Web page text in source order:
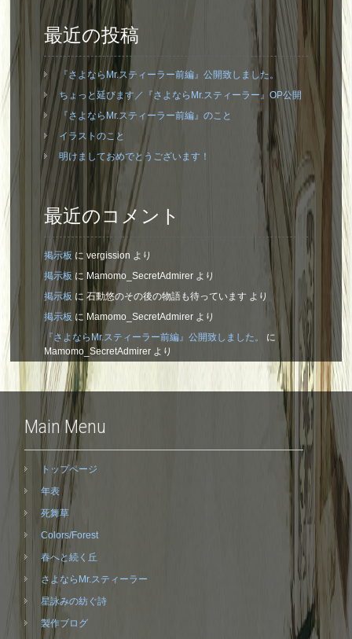
最近の投稿
『さよならMr.スティーラー前編』公開致しました。
ちょっと延びます／『さよならMr.スティーラー』OP公開
『さよならMr.スティーラー前編』のこと
イラストのこと
明けましておめでとうございます！
最近のコメント
掲示板 に vergission より
掲示板 に Mamomo_SecretAdmirerより
掲示板に 石動悠のその後の物語も待っています より
掲示板 に Mamomo_SecretAdmirerより
『さよならMr.スティーラー前編』公開致しました。
に
Mamomo_SecretAdmirerより
Main Menu
トップページ
年表
死舞草
Colors/Forest
春へと続く丘
さよならMr.スティーラー
星詠みの紡ぐ詩
製作ブログ